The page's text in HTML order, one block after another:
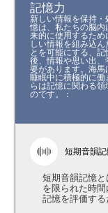
記憶力
新しい情報を保持
憶は、私たちの脳
来的に使用するた
しい情報を組み込
とを可能にする、
後、情報や思い出
要があります。海馬
睡眠中に積極的に
らは記憶に関わる
のです。：
短期音韻記
短期音韻記憶
を限られた時
記憶を評価する